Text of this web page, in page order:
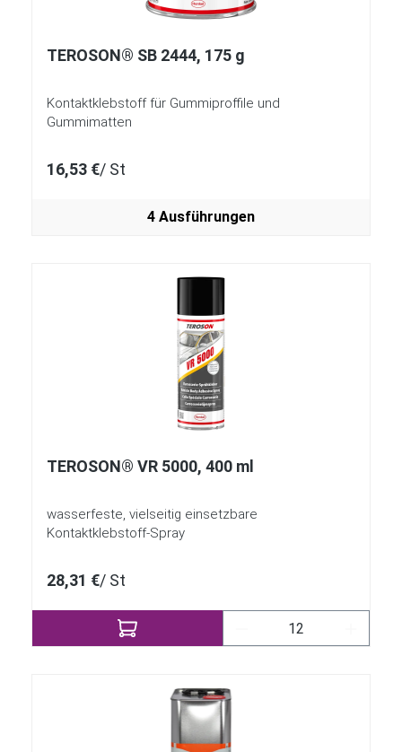
TEROSON® SB 2444, 175 g
Kontaktklebstoff für Gummiproffile und
Gummimatten
16,53 €/ St
4 Ausführungen
TEROSON® VR 5000, 400 ml
wasserfeste, vielseitig einsetzbare
Kontaktklebstoff-Spray
28,31 €/ St
Produkt Anzahl: